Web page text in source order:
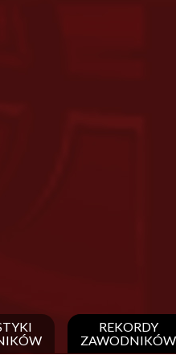
REKORDY
ZAWODNIKÓW